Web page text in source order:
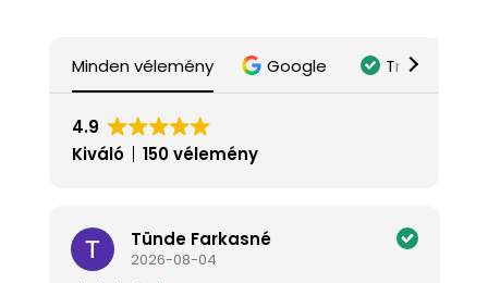
Minden vélemény Google Trustindex
4.9
Kiváló
150 vélemény
Tünde Farkasné
2026-08-04